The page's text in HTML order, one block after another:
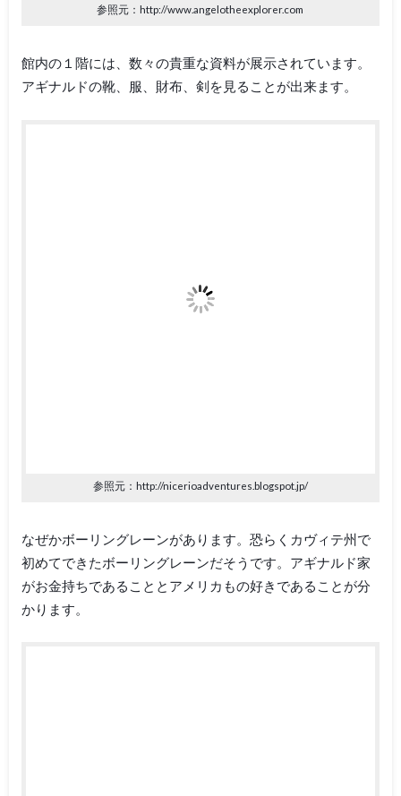
参照元：http://www.angelotheexplorer.com
館内の１階には、数々の貴重な資料が展示されています。
アギナルドの靴、服、財布、剣を見ることが出来ます。
参照元：http://nicerioadventures.blogspot.jp/
なぜかボーリングレーンがあります。恐らくカヴィテ州で
初めてできたボーリングレーンだそうです。アギナルド家
がお金持ちであることとアメリカもの好きであることが分
かります。